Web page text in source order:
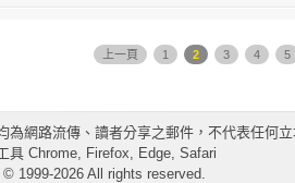
上一頁 1 2 3 4 5
為網路流傳、讀者分享之郵件，不代表任何
具 Chrome, Firefox, Edge, Safari
1999-2026 All rights reserved.